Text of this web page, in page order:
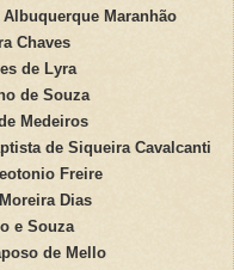
Maranhão
Chaves
de Lyra
de Souza
Medeiros
de Siqueira Cavalcanti
Freire
Dias
e Souza
de Mello